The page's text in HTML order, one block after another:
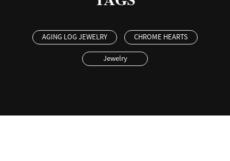
AGING LOG JEWELRY CHROME HEARTS
Jewelry